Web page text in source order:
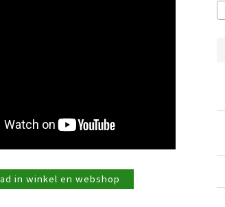
in winkel en webshop